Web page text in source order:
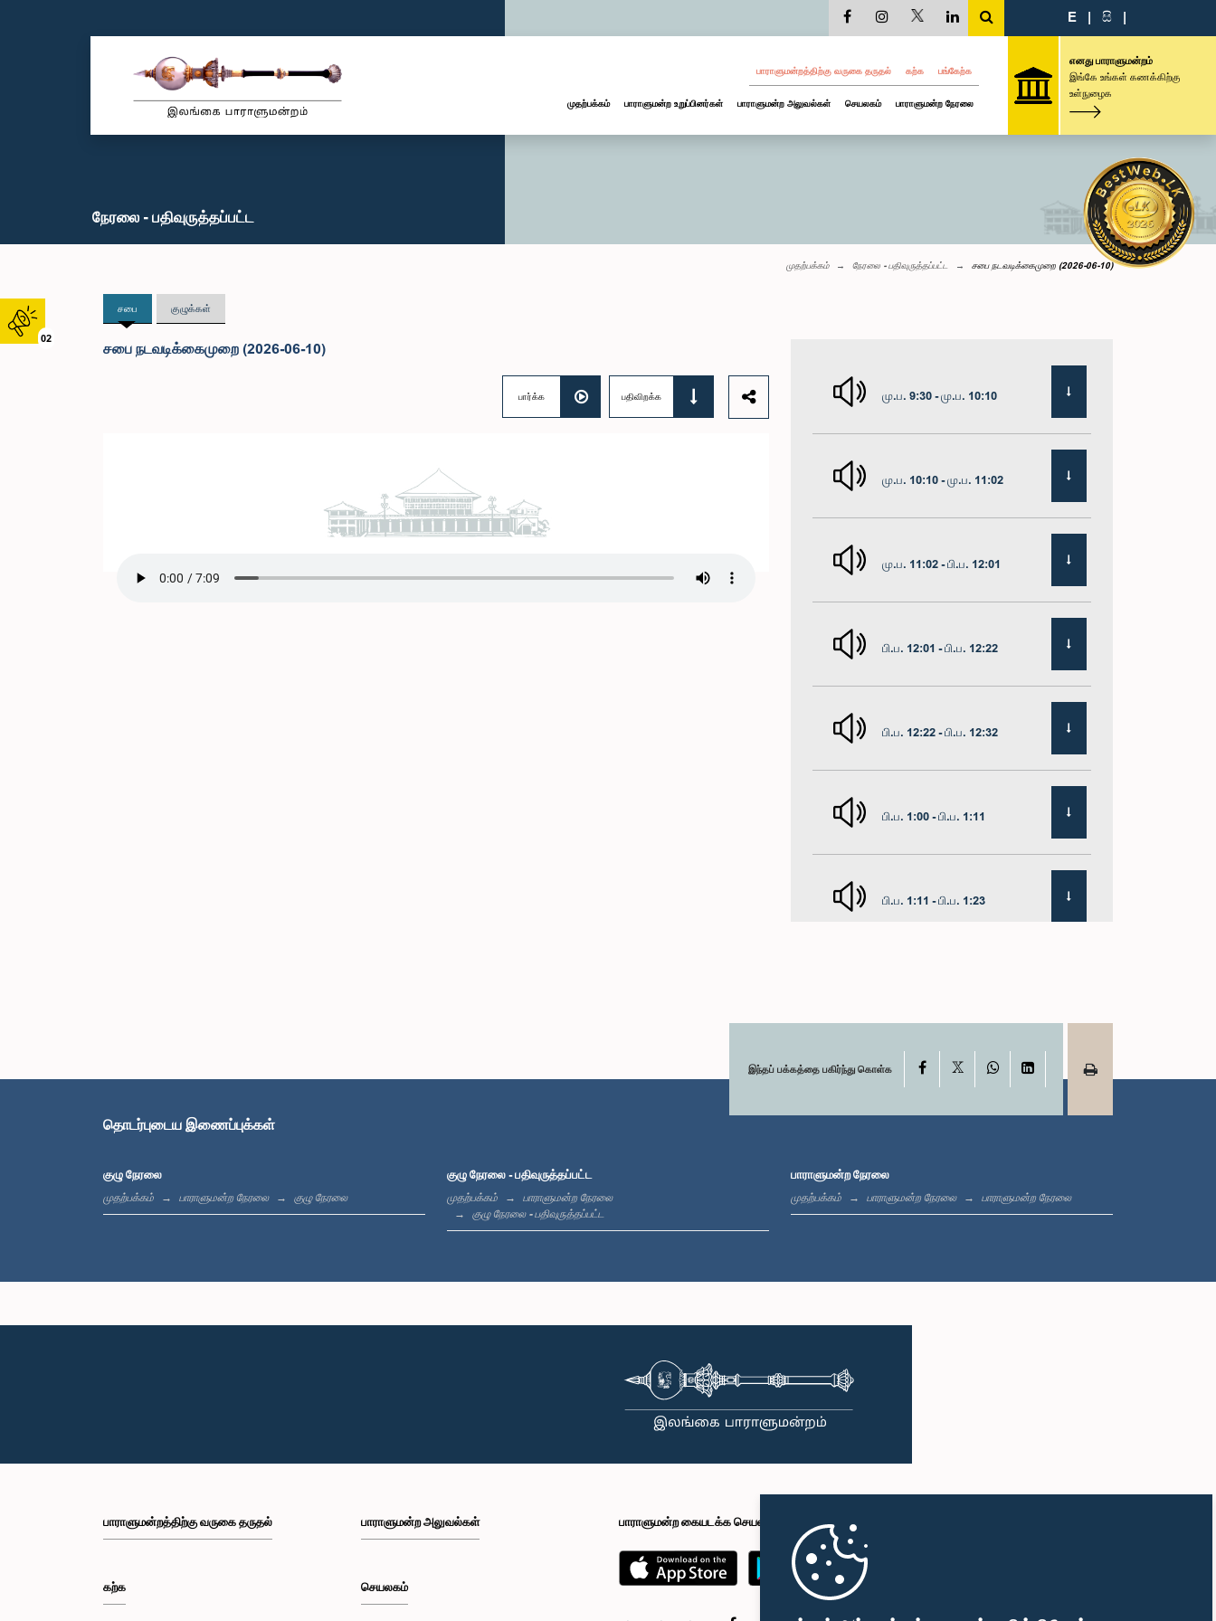
02
E | සි |
பாராளுமன்றத்திற்கு வருகை தருதல் கற்க பங்கேற்க
முதற்பக்கம் பாராளுமன்ற உறுப்பினர்கள் பாராளுமன்ற அலுவல்கள் செயலகம் பாராளுமன்ற நேரலை
எனது பாராளுமன்றம்
இங்கே உங்கள் கணக்கிற்கு
உள்நுழைக
நேரலை - பதிவுருத்தப்பட்ட
முதற்பக்கம் நேரலை - பதிவுருத்தப்பட்ட சபை நடவடிக்கைமுறை (2026-06-10)
சபை குழுக்கள்
சபை நடவடிக்கைமுறை (2026-06-10)
பார்க்க பதிவிறக்க மு.ப. 9:30 - மு.ப. 10:10
மு.ப. 10:10 - மு.ப. 11:02
மு.ப. 11:02 - பி.ப. 12:01
பி.ப. 12:01 - பி.ப. 12:22
பி.ப. 12:22 - பி.ப. 12:32
பி.ப. 1:00 - பி.ப. 1:11
பி.ப. 1:11 - பி.ப. 1:23
பி.ப. 1:33 - பி.ப. 1:39
இந்தப் பக்கத்தை பகிர்ந்து கொள்க Facebook WhatsAppLinkedIn
தொடர்புடைய இணைப்புக்கள்
குழு நேரலை
முதற்பக்கம் பாராளுமன்ற நேரலை குழு நேரலை
குழு நேரலை - பதிவுருத்தப்பட்ட
முதற்பக்கம்
பாராளுமன்ற நேரலை
குழு நேரலை - பதிவுருத்தப்பட்ட
பாராளுமன்ற நேரலை
முதற்பக்கம் பாராளுமன்ற நேரலை பாராளுமன்ற நேரலை
பாராளுமன்றத்திற்கு வருகை தருதல்
கற்க
பாராளுமன்ற அலுவல்கள்
செயலகம்
பாராளுமன்ற கையடக்க செயலி